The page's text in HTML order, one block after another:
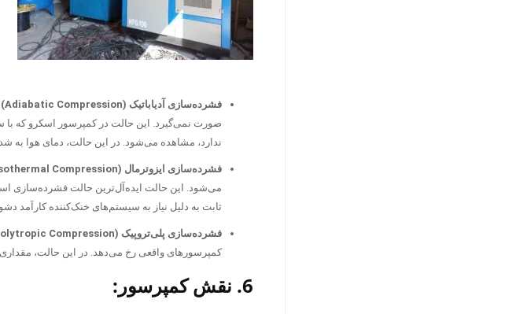
فشرده‌سازی آدیاباتیک (Adiabatic Compression):
صورت نمی‌گیرد. این حالت در کمپرسور اسکرو که با
ندارد، مشاهده می‌شود. در این حالت، دمای هوا به
فشرده‌سازی ایزوترمال (Isothermal Compression):
می‌شود. این حالت ایده‌آل‌ترین حالت فشرده‌سازی
ثابت به دلیل نیاز به سیستم‌های خنک‌کننده کارآمد
فشرده‌سازی پلی‌تروپیک (Polytropic Compression):
کمپرسورهای واقعی رخ می‌دهد. در این حالت، مقداری
6. نقش کمپرسور: